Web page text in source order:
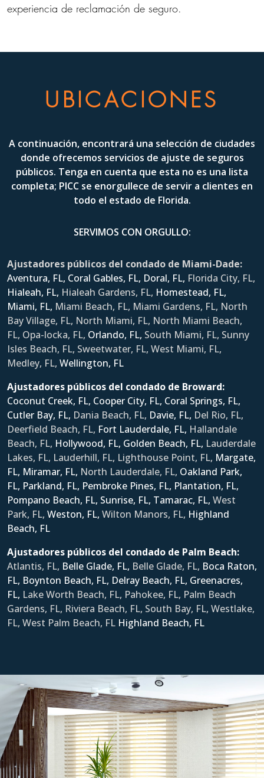
experiencia de reclamación de seguro.
UBICACIONES
A continuación, encontrará una selección de ciudades
donde ofrecemos servicios de ajuste de seguros
públicos. Tenga en cuenta que esta no es una lista
completa; PICC se enorgullece de servir a clientes en
todo el estado de Florida.
SERVIMOS CON ORGULLO:
Ajustadores públicos del condado de Miami-Dade:
Aventura, FL, Coral Gables, FL, Doral, FL, Florida City, FL,
Hialeah, FL, Hialeah Gardens, FL, Homestead, FL,
Miami, FL, Miami Beach, FL, Miami Gardens, FL, North
Bay Village, FL, North Miami, FL, North Miami Beach,
FL, Opa-locka, FL, Orlando, FL, South Miami, FL, Sunny
Isles Beach, FL, Sweetwater, FL, West Miami, FL,
Medley, FL, Wellington, FL
Ajustadores públicos del condado de Broward:
Coconut Creek, FL, Cooper City, FL, Coral Springs, FL,
Cutler Bay, FL, Dania Beach, FL, Davie, FL, Del Rio, FL,
Deerfield Beach, FL, Fort Lauderdale, FL, Hallandale
Beach, FL, Hollywood, FL, Golden Beach, FL, Lauderdale
Lakes, FL, Lauderhill, FL, Lighthouse Point, FL, Margate,
FL, Miramar, FL, North Lauderdale, FL, Oakland Park,
FL, Parkland, FL, Pembroke Pines, FL, Plantation, FL,
Pompano Beach, FL, Sunrise, FL, Tamarac, FL, West
Park, FL, Weston, FL, Wilton Manors, FL, Ηighland
Beach, FL
Ajustadores públicos del condado de Palm Beach:
Atlantis, FL, Belle Glade, FL, Belle Glade, FL, Boca Raton,
FL, Boynton Beach, FL, Delray Beach, FL, Greenacres,
FL, Lake Worth Beach, FL, Pahokee, FL, Palm Beach
Gardens, FL, Riviera Beach, FL, South Bay, FL, Westlake,
FL, West Palm Beach, FL Ηighland Beach, FL